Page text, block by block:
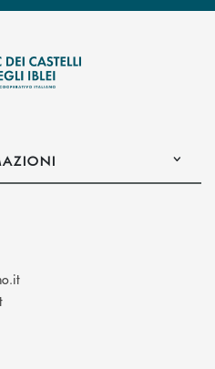
(si apre l’app di posta
(si apre l’app di posta elettronica)